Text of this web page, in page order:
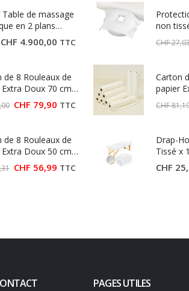
Table de massage
en 2 plans
CHF 4.900,00 TTC
de 8 Rouleaux de
Doux 70 cm
70 cm)
Le
CHF 92,00.
CHF 79,90Le
CHF 79,90.
TTC
de 8 Rouleaux de
Doux 50 cm
50 cm)
Le
CHF 56,99Le
TTC
non
CHF
Carton
papier
CHF
Drap-
Tissé x
CHF
PAGES UTILES